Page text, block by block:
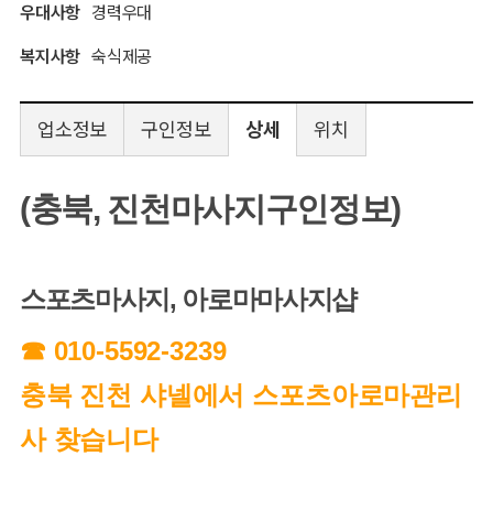
우대사항 경력우대
복지사항 숙식제공
업소정보 구인정보 상세 위치
(충북, 진천마사지구인정보)
스포츠마사지, 아로마마사지샵
☎ 010-5592-3239
충북 진천 샤넬에서 스포츠아로마관리
사 찾습니다